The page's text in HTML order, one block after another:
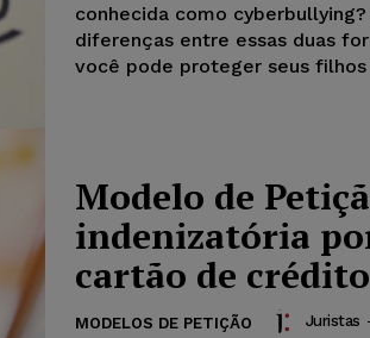
conhecida como
diferenças entre essas duas
você pode proteger seus
Modelo de
indenizatória
cartão de
MODELOS DE PETIÇÃO Juristas